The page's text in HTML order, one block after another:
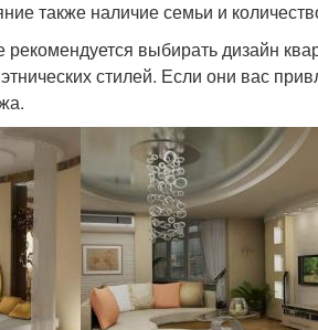
также наличие семьи и
выбирать дизайн
стилей. Если они вас